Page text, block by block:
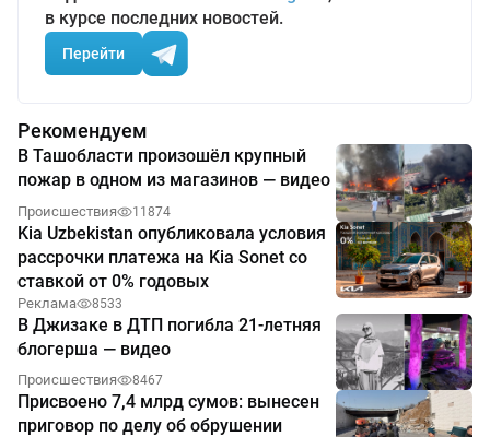
в курсе последних новостей.
Перейти
Рекомендуем
В Ташобласти произошёл крупный
пожар в одном из магазинов — видео
Происшествия 11874
Kia Uzbekistan опубликовала условия
рассрочки платежа на Kia Sonet со
ставкой от 0% годовых
Реклама 8533
В Джизаке в ДТП погибла 21-летняя
блогерша — видео
Происшествия 8467
Присвоено 7,4 млрд сумов: вынесен
приговор по делу об обрушении